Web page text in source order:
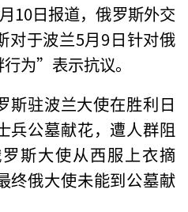
10日报道，俄罗斯外交
对于波兰5月9日针对俄
为”表示抗议。
斯驻波兰大使在胜利日
兵公墓献花，遭人群阻
斯大使从西服上衣摘
俄大使未能到公墓献